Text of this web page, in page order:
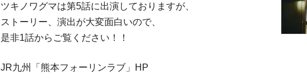
ツキノワグマは第5話に出演しておりますが、
ストーリー、演出が大変面白いので、
是非1話からご覧ください！！
JR九州「熊本フォーリンラブ」HP